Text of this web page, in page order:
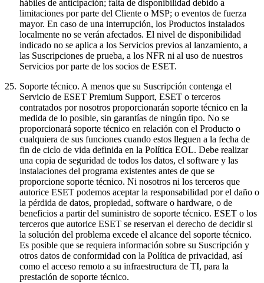
hábiles de anticipación; falta de disponibilidad debido a
limitaciones por parte del Cliente o MSP; o eventos de fuerza
mayor. En caso de una interrupción, los Productos instalados
localmente no se verán afectados. El nivel de disponibilidad
indicado no se aplica a los Servicios previos al lanzamiento, a
las Suscripciones de prueba, a los NFR ni al uso de nuestros
Servicios por parte de los socios de ESET.
25. Soporte técnico. A menos que su Suscripción contenga el
Servicio de ESET Premium Support, ESET o terceros
contratados por nosotros proporcionarán soporte técnico en la
medida de lo posible, sin garantías de ningún tipo. No se
proporcionará soporte técnico en relación con el Producto o
cualquiera de sus funciones cuando estos lleguen a la fecha de
fin de ciclo de vida definida en la Política EOL. Debe realizar
una copia de seguridad de todos los datos, el software y las
instalaciones del programa existentes antes de que se
proporcione soporte técnico. Ni nosotros ni los terceros que
autorice ESET podemos aceptar la responsabilidad por el daño o
la pérdida de datos, propiedad, software o hardware, o de
beneficios a partir del suministro de soporte técnico. ESET o los
terceros que autorice ESET se reservan el derecho de decidir si
la solución del problema excede el alcance del soporte técnico.
Es posible que se requiera información sobre su Suscripción y
otros datos de conformidad con la Política de privacidad, así
como el acceso remoto a su infraestructura de TI, para la
prestación de soporte técnico.